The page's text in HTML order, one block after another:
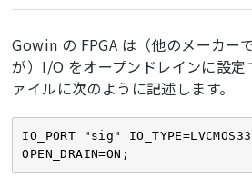
Gowin の FPGA は（他のメーカー
が）I/O をオープンドレインに設定
ァイルに次のように記述します。
IO_PORT "sig" IO_TYPE=LVCMOS33